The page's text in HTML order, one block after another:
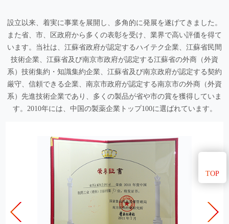
設立以来、着実に事業を展開し、多角的に発展を遂げてきました。
また省、市、区政府から多くの表彰を受け、業界で高い評価を得て
います。当社は、江蘇省政府が認定するハイテク企業、江蘇省民間
技術企業、江蘇省及び南京市政府が認定する江蘇省の外商（外資
系）技術集約・知識集約企業、江蘇省及び南京政府が認定する契約
厳守、信頼できる企業、南京市政府が認定する南京市の外商（外資
系）先進技術企業であり、多くの製品が省や市の賞を獲得していま
す。2010年には、中国の製薬企業トップ100に選ばれています。
TOP